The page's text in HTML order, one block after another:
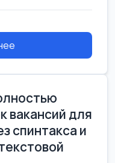
вакансий для
спинтакса и